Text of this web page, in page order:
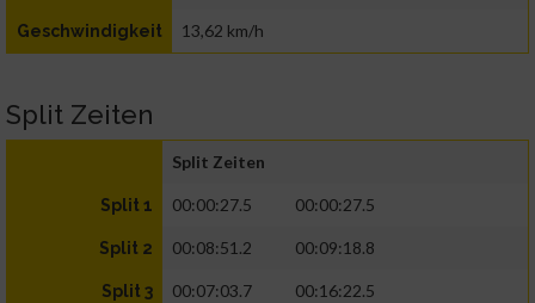
Geschwindigkeit 13,62 km/h
Split Zeiten
Split Zeiten
Split 1 00:00:27.5 00:00:27.5
Split 2 00:08:51.2 00:09:18.8
Split 3 00:07:03.7 00:16:22.5